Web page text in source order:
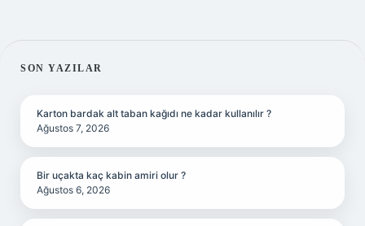
SIDEBAR
SON YAZILAR
Karton bardak alt taban kağıdı ne kadar kullanılır ?
Ağustos 7, 2026
Bir uçakta kaç kabin amiri olur ?
Ağustos 6, 2026